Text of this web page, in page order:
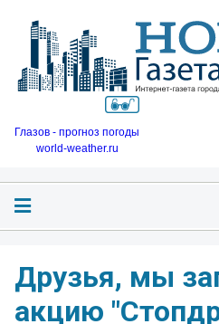
Глазов - прогноз погоды
world-weather.ru
Друзья, мы
акцию